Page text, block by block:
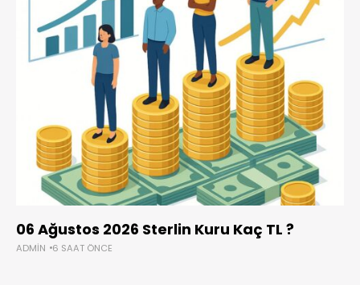
06 Ağustos 2026 Sterlin Kuru Kaç TL ?
ADMIN 6 SAAT ÖNCE